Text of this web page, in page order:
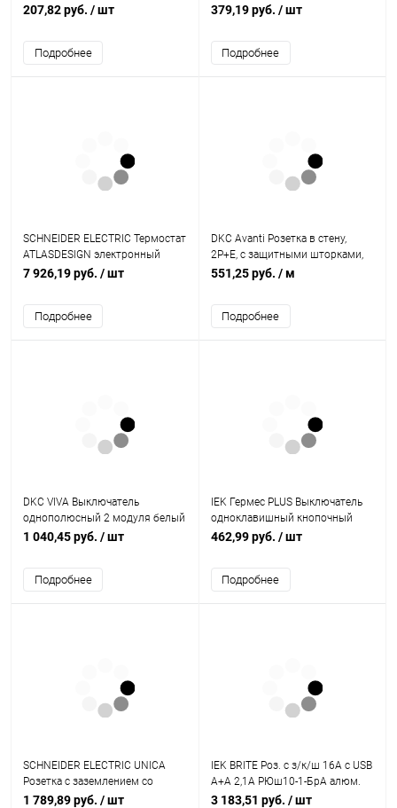
белая 16А (ERK21-K01-16-DM)
207,82 руб. / шт
Подробнее
заземлением со шторками
379,19 руб. / шт
Подробнее
SCHNEIDER ELECTRIC Термостат
ATLASDESIGN электронный
теплого пола с датчиком от +5
(ATN000138)
7 926,19 руб. / шт
Подробнее
DKC Avanti Розетка в стену,
2P+E, с защитными шторками,
''Белое облако'' (4400003)
551,25 руб. / м
Подробнее
DKC VIVA Выключатель
однополюсный 2 модуля белый
(45021)
1 040,45 руб. / шт
Подробнее
IEK Гермес PLUS Выключатель
одноклавишный кнопочный
наружный белый IP54 (EVMP13-
462,99 руб. / шт
Подробнее
SCHNEIDER ELECTRIC UNICA
Розетка с заземлением со
шторками IP44 белая
1 789,89 руб. / шт
IEK BRITE Роз. с з/к/ш 16А с USB
A+A 2,1А РЮш10-1-БрА алюм.
IEK (BR-R14-16-U21-D21-K47)
3 183,51 руб. / шт